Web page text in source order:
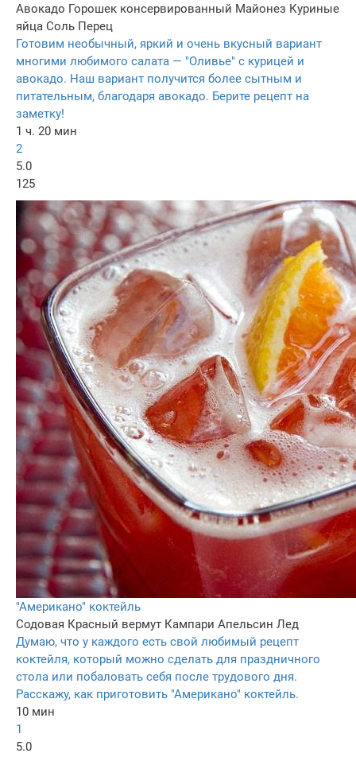
Авокадо Горошек консервированный Майонез Куриные
яйца Соль Перец
Готовим необычный, яркий и очень вкусный вариант
многими любимого салата — "Оливье" с курицей и
авокадо. Наш вариант получится более сытным и
питательным, благодаря авокадо. Берите рецепт на
заметку!
1 ч. 20 мин
2
5.0
125
"Американо" коктейль
Содовая Красный вермут Кампари Апельсин Лед
Думаю, что у каждого есть свой любимый рецепт
коктейля, который можно сделать для праздничного
стола или побаловать себя после трудового дня.
Расскажу, как приготовить "Американо" коктейль.
10 мин
1
5.0